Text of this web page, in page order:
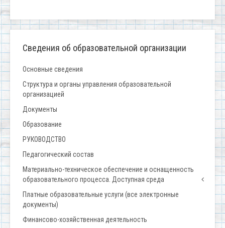
Сведения об образовательной организации
Основные сведения
Структура и органы управления образовательной
организацией
Документы
Образование
РУКОВОДСТВО
Педагогический состав
Материально-техническое обеспечение и оснащенность
образовательного процесса. Доступная среда
Платные образовательные услуги (все электронные
документы)
Финансово-хозяйственная деятельность